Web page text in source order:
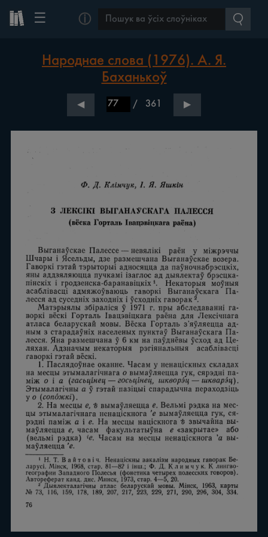
☰ ⓘ
Народнае слова (1976). А. Я.
Баханькоў
◀ / 361 ▶